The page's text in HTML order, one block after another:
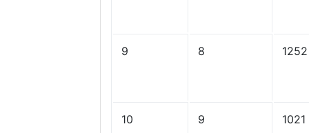
9 8 1252
10 9 1021